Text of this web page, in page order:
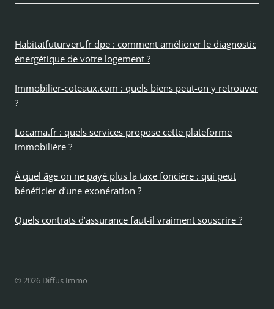
Habitatfuturvert.fr dpe : comment améliorer le diagnostic
énergétique de votre logement ?
Immobilier-coteaux.com : quels biens peut-on y retrouver
?
Locama.fr : quels services propose cette plateforme
immobilière ?
À quel âge on ne payé plus la taxe foncière : qui peut
bénéficier d’une exonération ?
Quels contrats d’assurance faut-il vraiment souscrire ?
© 2026 Diffus Immo